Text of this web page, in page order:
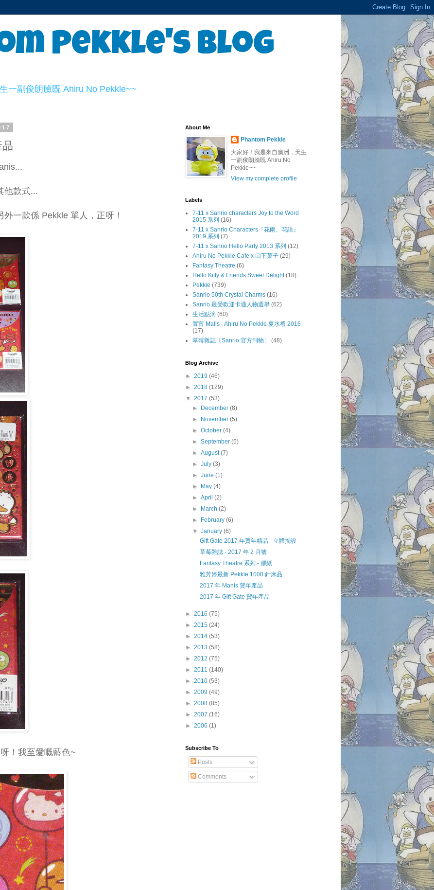
Pekkle's Blog
一副俊朗臉既 Ahiru No Pekkle~~
他款式...
一款係 Pekkle 單人，正呀！
！我至愛嘅藍色~
About Me
Phantom Pekkle
大家好！我是來自澳洲，天生
一副俊朗臉既 Ahiru No
Pekkle~~
View my complete profile
Labels
7-11 x Sanrio characters Joy to the Word
2015 系列 (16)
7-11 x Sanrio Characters『花雨、花語』
2019 系列 (7)
7-11 x Sanrio Hello Party 2013 系列 (12)
Ahiru No Pekkle Cafe x 山下菓子 (29)
Fantasy Theatre (6)
Hello Kitty & Friends Sweet Delight (18)
Pekkle (739)
Sanrio 50th Crystal Charms (16)
Sanrio 最受歡迎卡通人物選舉 (62)
生活點滴 (60)
置富 Malls - Ahiru No Pekkle 夏水禮 2016
(17)
草莓雜誌〔Sanrio 官方刊物〕
(48)
Blog Archive
► 2019 (46)
► 2018 (129)
▼ 2017 (53)
►
December(8)
►
November(5)
►October(4)
►September(5)
►August(7)
►July(3)
►June(1)
►
May(4)
►April(2)
►
March(2)
►
February(6)
▼January(6)
Gift Gate 2017 年賀年精品 - 立體擺設
草莓雜誌 - 2017 年 2 月號
Fantasy Theatre 系列 - 膠紙
雅芳婷最新 Pekkle 1000 針床品
2017 年 Manis 賀年產品
2017 年 Gift Gate 賀年產品
► 2016 (75)
► 2015 (24)
► 2014 (53)
► 2013 (58)
► 2012 (75)
► 2011 (140)
► 2010 (53)
► 2009 (49)
► 2008 (85)
► 2007 (16)
► 2006 (1)
Subscribe To
Posts
Comments